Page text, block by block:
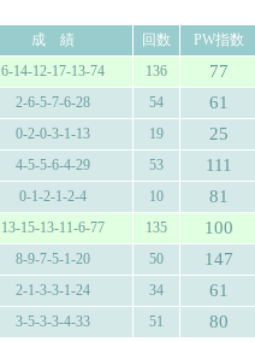
成 績 回数
PW指数
6-14-12-17-13-74 136 77
2-6-5-7-6-28 54 61
0-2-0-3-1-13 19 25
4-5-5-6-4-29 53 111
0-1-2-1-2-4 10 81
13-15-13-11-6-77 135 100
8-9-7-5-1-20 50 147
2-1-3-3-1-24 34 61
3-5-3-3-4-33 51 80